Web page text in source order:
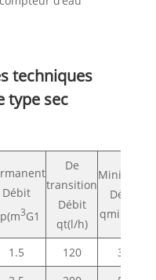
techniques
type sec
Débit
3G1
De
transition
Débit
qt(l/h)
Minimum
Débit
qmin(l/h)
1.5 120
30